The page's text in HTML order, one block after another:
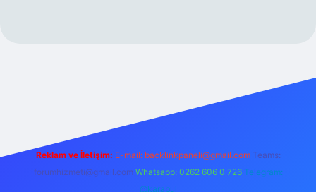
Reklam ve İletişim: E-mail: backlinkpaneli@gmail.com Teams:
forumhizmeti@gmail.com Whatsapp: 0262 606 0 726 Telegram:
@karabul